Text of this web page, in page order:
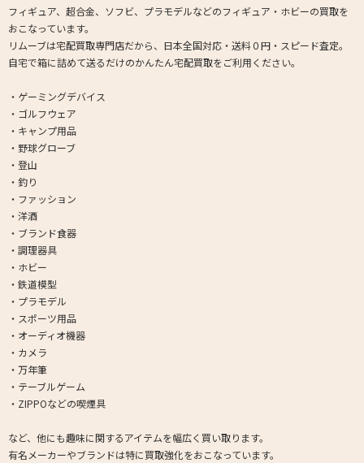
フィギュア、超合金、ソフビ、プラモデルなどのフィギュア・ホビーの買取を
おこなっています。
リムーブは宅配買取専門店だから、日本全国対応・送料０円・スピード査定。
自宅で箱に詰めて送るだけのかんたん宅配買取をご利用ください。
・ゲーミングデバイス
・ゴルフウェア
・キャンプ用品
・野球グローブ
・登山
・釣り
・ファッション
・洋酒
・ブランド食器
・調理器具
・ホビー
・鉄道模型
・プラモデル
・スポーツ用品
・オーディオ機器
・カメラ
・万年筆
・テーブルゲーム
・ZIPPOなどの喫煙具
など、他にも趣味に関するアイテムを幅広く買い取ります。
有名メーカーやブランドは特に買取強化をおこなっています。